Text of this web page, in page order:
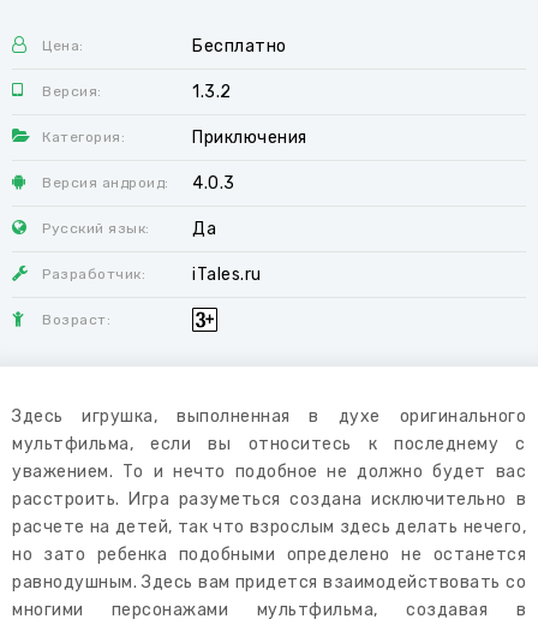
Цена: Бесплатно
Версия: 1.3.2
Категория: Приключения
Версия андроид: 4.0.3
Русский язык: Да
Разработчик: iTales.ru
Возраст:
Здесь игрушка, выполненная в духе оригинального
мультфильма, если вы относитесь к последнему с
уважением. То и нечто подобное не должно будет вас
расстроить. Игра разуметься создана исключительно в
расчете на детей, так что взрослым здесь делать нечего,
но зато ребенка подобными определено не останется
равнодушным. Здесь вам придется взаимодействовать со
многими персонажами мультфильма, создавая в